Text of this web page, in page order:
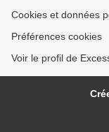
Cookies et données
Préférences cookies
Voir le profil de